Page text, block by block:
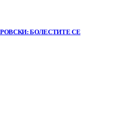
БОЛЕСТИТЕ СЕ